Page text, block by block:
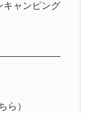
ャンピング
ら）